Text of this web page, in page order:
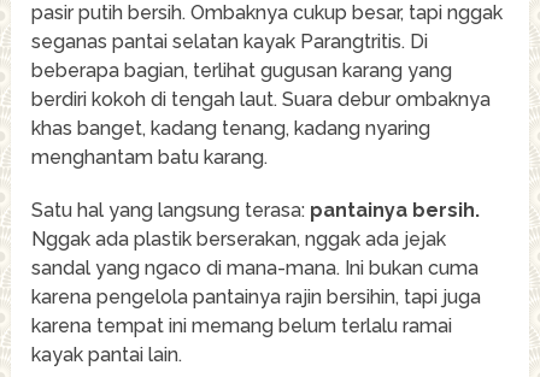
pasir putih bersih. Ombaknya cukup besar, tapi nggak
seganas pantai selatan kayak Parangtritis. Di
beberapa bagian, terlihat gugusan karang yang
berdiri kokoh di tengah laut. Suara debur ombaknya
khas banget, kadang tenang, kadang nyaring
menghantam batu karang.
Satu hal yang langsung terasa: pantainya bersih.
Nggak ada plastik berserakan, nggak ada jejak
sandal yang ngaco di mana-mana. Ini bukan cuma
karena pengelola pantainya rajin bersihin, tapi juga
karena tempat ini memang belum terlalu ramai
kayak pantai lain.